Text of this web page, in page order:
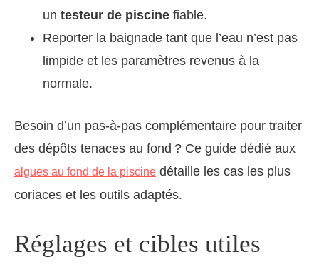
un testeur de piscine fiable.
Reporter la baignade tant que l’eau n’est pas
limpide et les paramètres revenus à la
normale.
Besoin d’un pas-à-pas complémentaire pour traiter
des dépôts tenaces au fond ? Ce guide dédié aux
algues au fond de la piscine détaille les cas les plus
coriaces et les outils adaptés.
Réglages et cibles utiles